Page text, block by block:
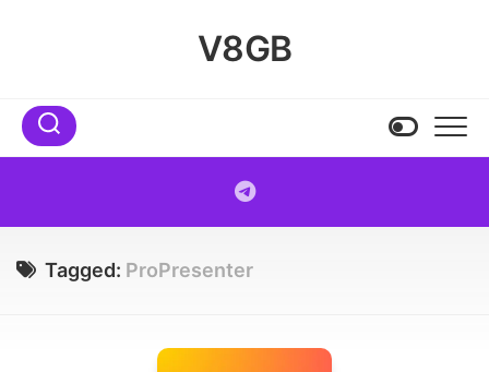
V8GB
Tagged: ProPresenter